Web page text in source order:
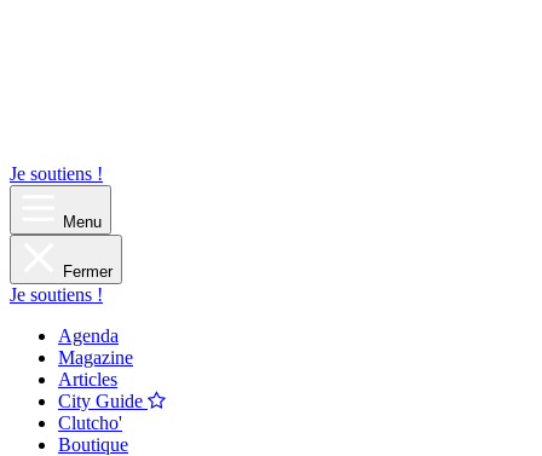
Je soutiens !
Menu
Fermer
Je soutiens !
Agenda
Magazine
Articles
City Guide
Clutcho'
Boutique